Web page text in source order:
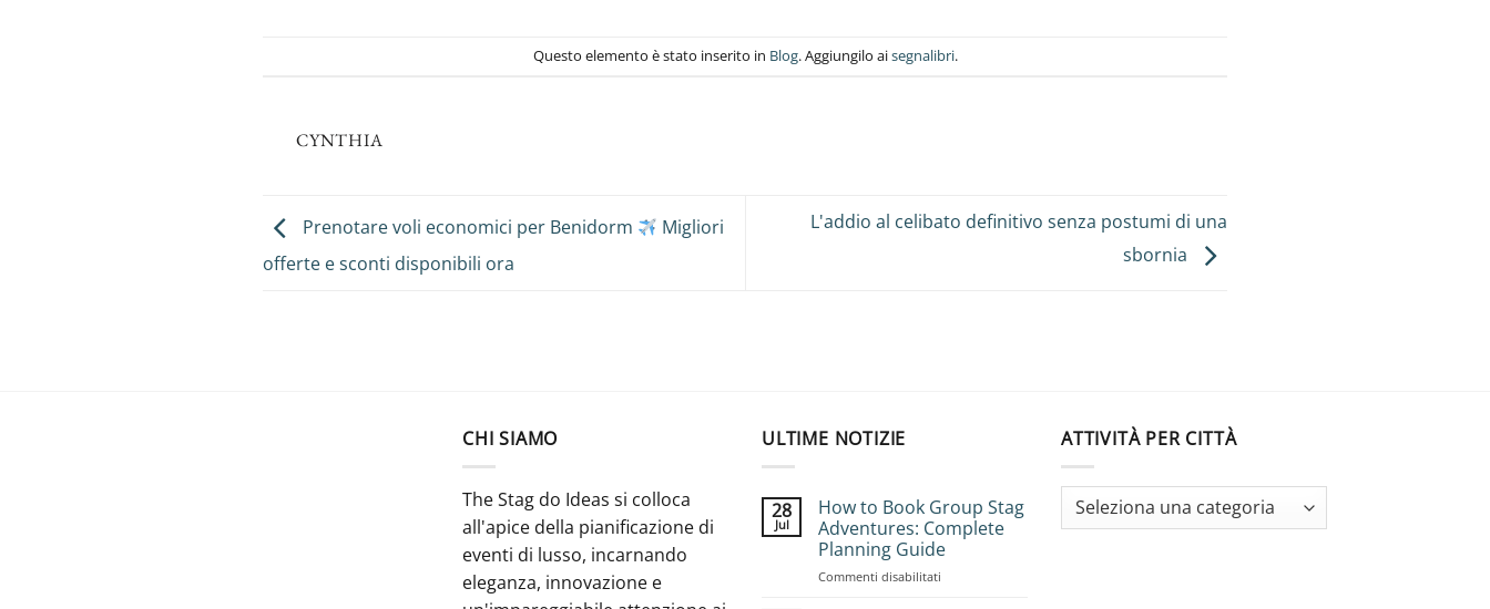
Questo elemento è stato inserito in Blog. Aggiungilo aisegnalibri.
CYNTHIA
Prenotare voli economici per Benidorm
Migliori
offerte e sconti disponibili ora
L'addio al celibato definitivo senza postumi di una
sbornia
CHI SIAMO
The Stag do Ideas si colloca
all'apice della pianificazione di
eventi di lusso, incarnando
eleganza, innovazione e
ULTIME NOTIZIE
28
Jul
How to Book Group Stag
Adventures: Complete
Planning Guide
Commenti disabilitati
ATTIVITÀ PER CITTÀ